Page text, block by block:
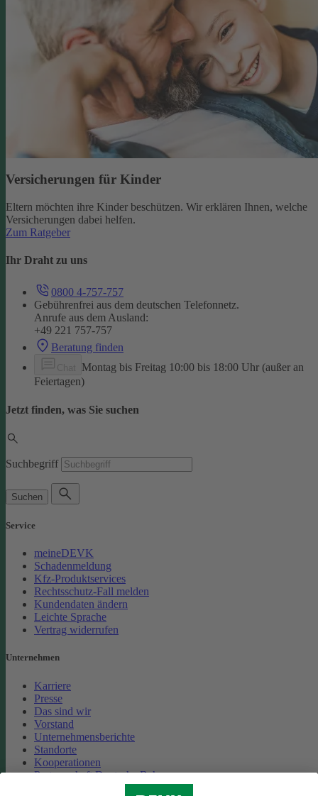
Versicherungen für Kinder
Eltern möchten ihre Kinder beschützen. Wir erklären Ihnen, welche
Versicherungen dabei helfen.
Zum Ratgeber
Ihr Draht zu uns
0800 4-757-757
Gebührenfrei aus dem deutschen Telefonnetz.
Anrufe aus dem Ausland:
+49 221 757-757
Beratung finden
Montag bis Freitag 10:00 bis 18:00 Uhr (außer an
Feiertagen)
Jetzt finden, was Sie suchen
Suchbegriff
Suchen
Service
meineDEVK
Schadenmeldung
Kfz-Produktservices
Rechtsschutz-Fall melden
Kundendaten ändern
Leichte Sprache
Vertrag widerrufen
Unternehmen
Karriere
Presse
Das sind wir
Vorstand
Unternehmensberichte
Standorte
Kooperationen
Partnerschaft Deutsche Bahn